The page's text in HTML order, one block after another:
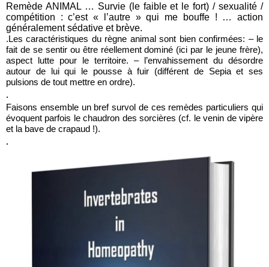
Remède ANIMAL … Survie (le faible et le fort) / sexualité /
compétition : c’est « l’autre » qui me bouffe ! … action
généralement sédative et brève.
.Les caractéristiques du règne animal sont bien confirmées: – le
fait de se sentir ou être réellement dominé (ici par le jeune frère),
aspect lutte pour le territoire. – l’envahissement du désordre
autour de lui qui le pousse à fuir (différent de Sepia et ses
pulsions de tout mettre en ordre).
.
Faisons ensemble un bref survol de ces remèdes particuliers qui
évoquent parfois le chaudron des sorcières (cf. le venin de vipère
et la bave de crapaud !).
.